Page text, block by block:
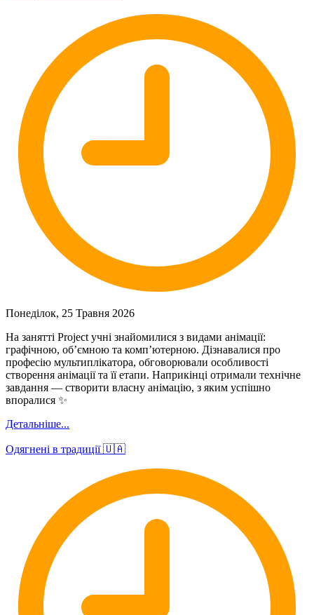
Понеділок, 25 Травня 2026
На занятті Project учні знайомилися з видами анімації:
графічною, об’ємною та комп’ютерною. Дізнавалися про
професію мультиплікатора, обговорювали особливості
створення анімації та її етапи. Наприкінці отримали технічне
завдання — створити власну анімацію, з яким успішно
впоралися ✨
Детальніше...
Одягнені в традиції 🇺🇦